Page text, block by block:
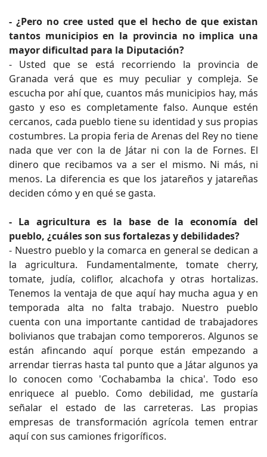
- ¿Pero no cree usted que el hecho de que existan
tantos municipios en la provincia no implica una
mayor dificultad para la Diputación?
- Usted que se está recorriendo la provincia de
Granada verá que es muy peculiar y compleja. Se
escucha por ahí que, cuantos más municipios hay, más
gasto y eso es completamente falso. Aunque estén
cercanos, cada pueblo tiene su identidad y sus propias
costumbres. La propia feria de Arenas del Rey no tiene
nada que ver con la de Játar ni con la de Fornes. El
dinero que recibamos va a ser el mismo. Ni más, ni
menos. La diferencia es que los jatareños y jatareñas
deciden cómo y en qué se gasta.
- La agricultura es la base de la economía del
pueblo, ¿cuáles son sus fortalezas y debilidades?
- Nuestro pueblo y la comarca en general se dedican a
la agricultura. Fundamentalmente, tomate cherry,
tomate, judía, coliflor, alcachofa y otras hortalizas.
Tenemos la ventaja de que aquí hay mucha agua y en
temporada alta no falta trabajo. Nuestro pueblo
cuenta con una importante cantidad de trabajadores
bolivianos que trabajan como temporeros. Algunos se
están afincando aquí porque están empezando a
arrendar tierras hasta tal punto que a Játar algunos ya
lo conocen como 'Cochabamba la chica'. Todo eso
enriquece al pueblo. Como debilidad, me gustaría
señalar el estado de las carreteras. Las propias
empresas de transformación agrícola temen entrar
aquí con sus camiones frigoríficos.